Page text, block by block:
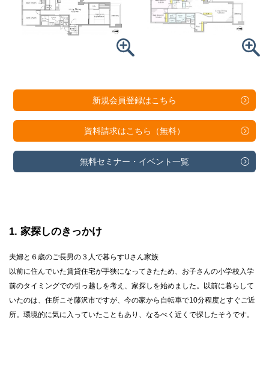
新規会員登録はこちら
資料請求はこちら（無料）
無料セミナー・ イベント一覧
1 家探しのきっかけ
夫婦と６歳のご長男の３人で暮らすUさん家族
以前に住んでいた賃貸住宅が手狭になってきたため、お子さんの小学校入学
前のタイミングでの引っ越しを考え、家探しを始めました。以前に暮らして
いたのは、住所こそ藤沢市ですが、今の家から自転車で10分程度とすぐご近
所。環境的に気に入っていたこともあり、なるべく近くで探したそうです。